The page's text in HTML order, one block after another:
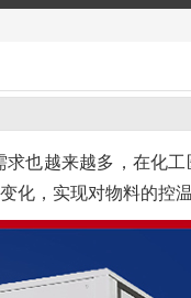
也越来越多，在化
，实现对物料的控